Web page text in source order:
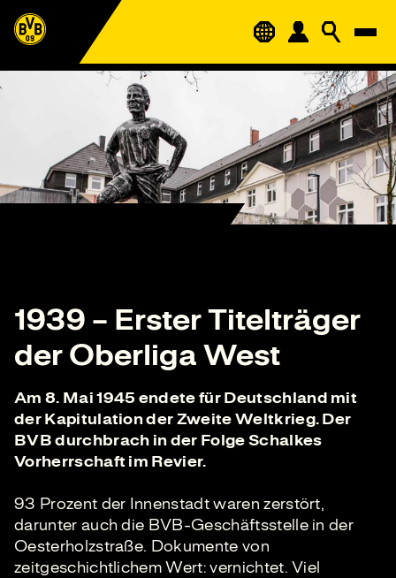
1939 – Erster Titelträger
der Oberliga West
Am 8. Mai 1945 endete für Deutschland mit
der Kapitulation der Zweite Weltkrieg. Der
BVB durchbrach in der Folge Schalkes
Vorherrschaft im Revier.
93 Prozent der Innenstadt waren zerstört,
darunter auch die BVB-Geschäftsstelle in der
Oesterholzstraße. Dokumente von
zeitgeschichtlichem Wert: vernichtet. Viel